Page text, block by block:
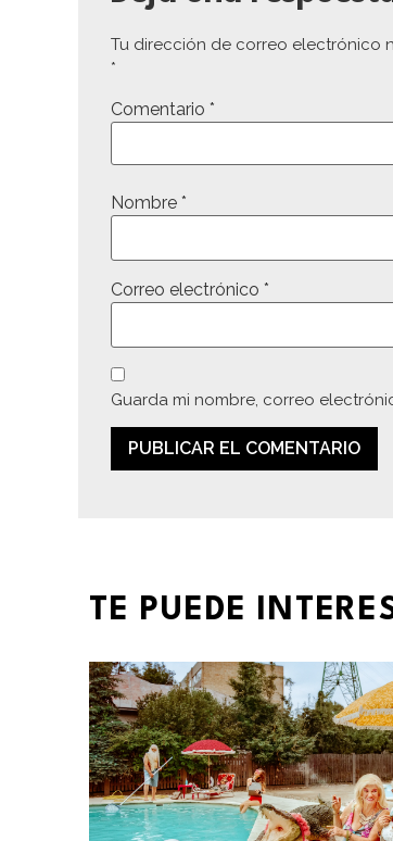
Tu dirección de correo electrónico
*
Comentario *
Nombre *
Correo electrónico *
Guarda mi nombre, correo
TE PUEDE